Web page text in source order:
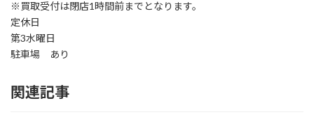
※買取受付は閉店1時間前までとなります。
定休日
第3水曜日
駐車場 あり
関連記事